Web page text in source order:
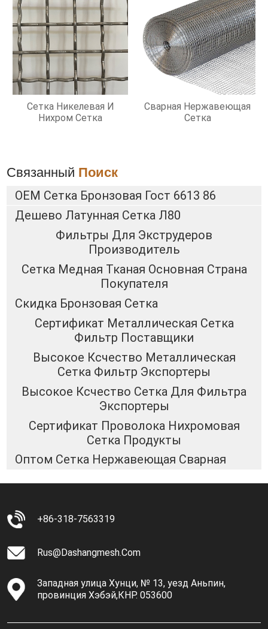
Сетка Никелевая И
Нихром Сетка
Сварная Нержавеющая
Сетка
Связанный Поиск
OEM Сетка Бронзовая Гост 6613 86
Дешево Латунная Сетка Л80
Фильтры Для Экструдеров
Производитель
Сетка Медная Тканая Основная Страна
Покупателя
Скидка Бронзовая Сетка
Сертификат Металлическая Сетка
Фильтр Поставщики
Высокое Ксчество Металлическая
Сетка Фильтр Экспортеры
Высокое Ксчество Сетка Для Фильтра
Экспортеры
Сертификат Проволока Нихромовая
Сетка Продукты
Оптом Сетка Нержавеющая Сварная
+86-318-7563319
Rus@dashangmesh.com
Западная улица Хунци, № 13, уезд Аньпин,
провинция Хэбэй,КНР. 053600